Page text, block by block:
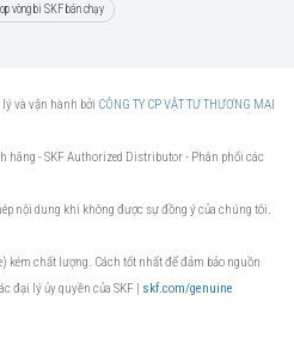
vòng bi SKF bán chạy
lý và vận hành bởi CÔNG TY CP VẬT TƯ THƯƠNG MẠI
hãng -SKF Authorized Distributor- Phân phối các
nội dung khi không được sự đồng ý của chúng tôi.
kém chất lượng. Cách tốt nhất để đảm bảo nguồn
đại lý ủy quyền của SKF | skf.com/genuine